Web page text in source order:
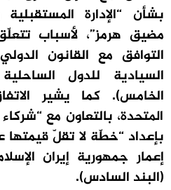
بشأن “الإدارة
مضيق هرمز”، لأسباب
التوافق مع القانون
السيادية للدول
الخامس). كما يشير
المتحدة، بالتعاون مع
إعمار جمهورية إيران
(البند السادس).